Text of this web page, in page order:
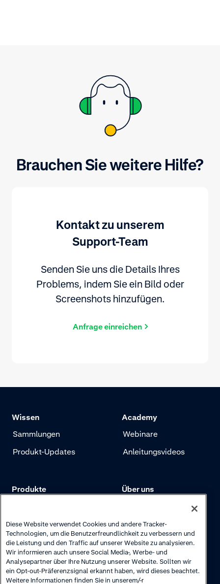
Brauchen Sie weitere Hilfe?
Kontakt zu unserem
Support-Team
Senden Sie uns die Details Ihres
Problems, indem Sie ein Bild oder
Screenshots hinzufügen.
Anfrage einreichen
Wissen
Sammlungen
Produkt-Updates
Academy
Webinare
Anleitungsvideos
Produkte
Zahlungen
Risikomanagement
Authentifizierung
Über uns
Unsere Geschichte
Newsletter
Karriere
Diese Website verwendet Cookies und andere Tracker-
Technologien, um die Benutzerfreundlichkeit zu verbessern und
die Leistung und den Traffic auf unserer Website zu analysieren.
Wir informieren auch unsere Social Media-, Werbe- und
Analysepartner über Ihre Nutzung unserer Website. Sollten wir
ein Opt-out-Präferenzsignal erkannt haben, wird dieses beachtet.
Weitere Informationen finden Sie in unserem/-r